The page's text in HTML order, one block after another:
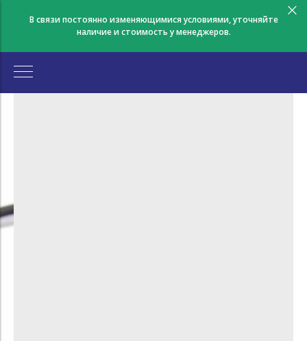
В связи постоянно изменяющимися условиями, уточняйте
наличие и стоимость у менеджеров.